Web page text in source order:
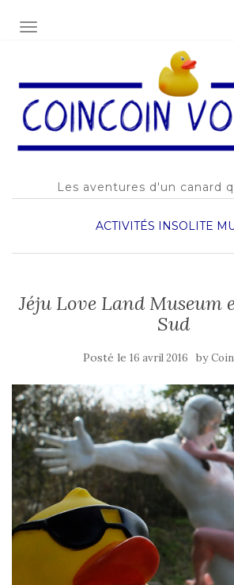
AFFICHER/MASQUER LA
Les aventures d'un canard
ACTIVITÉS INSOLITE
Jéju Love Land Museum
Sud
Posté le 16 avril 2016 by